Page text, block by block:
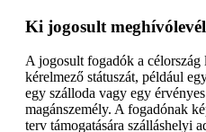
Ki jogosult
A jogosult fogadók a
kérelmező státuszát, például
egy szálloda vagy egy
magánszemély. A fogadónak
terv támogatására szálláshelyi